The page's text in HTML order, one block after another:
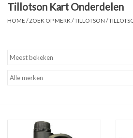
Kart Onderdelen
Banden
Tillotson Kart Onderdelen
HOME /ZOEK OP MERK /TILLOTSON /